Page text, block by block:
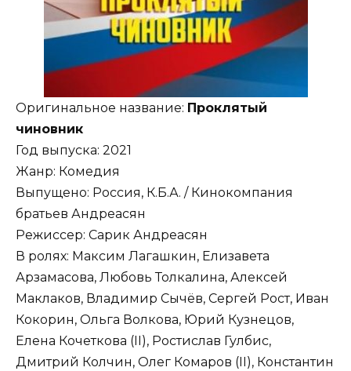
Оригинальное название: Проклятый
чиновник
Год выпуска: 2021
Жанр: Комедия
Выпущено: Россия, К.Б.А. / Кинокомпания
братьев Андреасян
Режиссер: Сарик Андреасян
В ролях: Максим Лагашкин, Елизавета
Арзамасова, Любовь Толкалина, Алексей
Маклаков, Владимир Сычёв, Сергей Рост, Иван
Кокорин, Ольга Волкова, Юрий Кузнецов,
Елена Кочеткова (II), Ростислав Гулбис,
Дмитрий Колчин, Олег Комаров (II), Константин